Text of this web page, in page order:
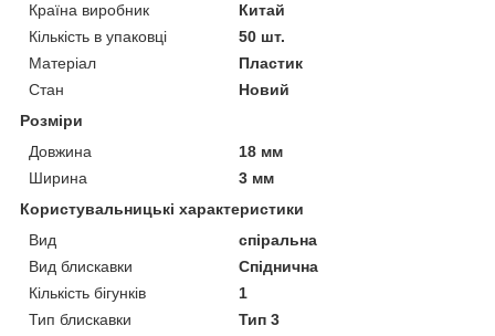
Країна виробник
Китай
Кількість в упаковці
50 шт.
Матеріал
Пластик
Стан
Новий
Розміри
Довжина
18 мм
Ширина
3 мм
Користувальницькі характеристики
Вид
спіральна
Вид блискавки
Спіднична
Кількість бігунків
1
Тип блискавки
Тип 3